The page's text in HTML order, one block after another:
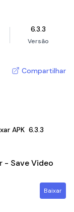
6.3.3
Versão
Compartilhar
APK 6.3.3
- Save Video
Baixar